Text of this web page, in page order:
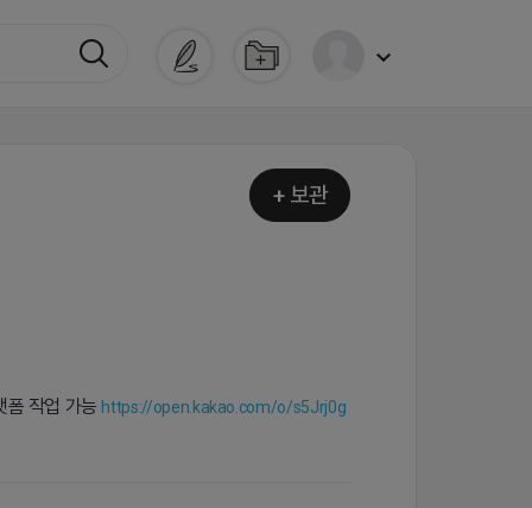
+ 보관
폼 작업 가능https://open.kakao.com/o/s5Jrj0g